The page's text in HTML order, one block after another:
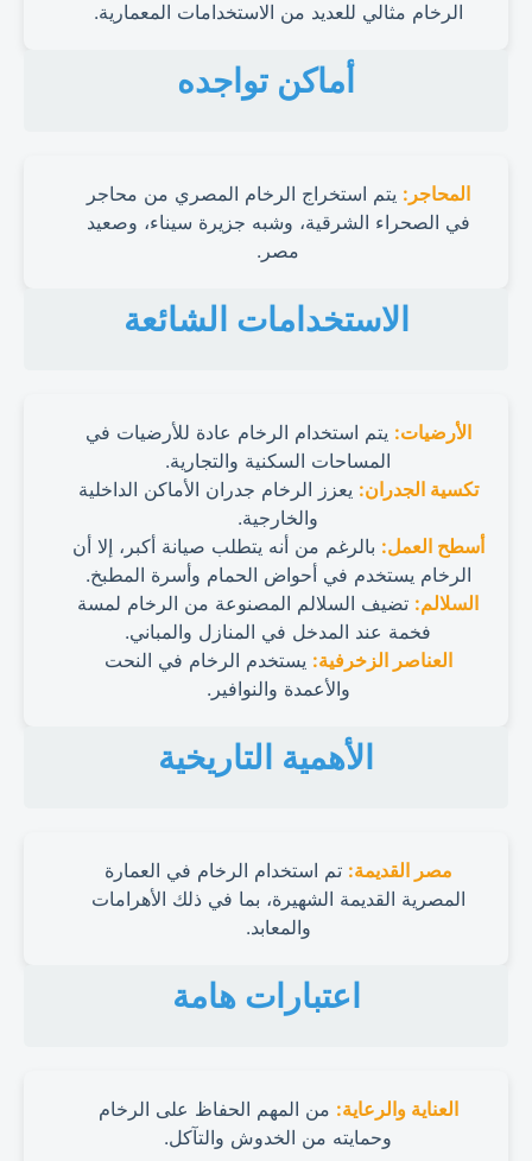
الرخام مثالي للعديد من الاستخدامات المعمارية.
أماكن تواجده
المحاجر: يتم استخراج الرخام المصري من محاجر
في الصحراء الشرقية، وشبه جزيرة سيناء، وصعيد
مصر.
الاستخدامات الشائعة
الأرضيات: يتم استخدام الرخام عادة للأرضيات في
المساحات السكنية والتجارية.
تكسية الجدران: يعزز الرخام جدران الأماكن الداخلية
والخارجية.
أسطح العمل: بالرغم من أنه يتطلب صيانة أكبر، إلا أن
الرخام يستخدم في أحواض الحمام وأسرة المطبخ.
السلالم: تضيف السلالم المصنوعة من الرخام لمسة
فخمة عند المدخل في المنازل والمباني.
العناصر الزخرفية: يستخدم الرخام في النحت
والأعمدة والنوافير.
الأهمية التاريخية
مصر القديمة: تم استخدام الرخام في العمارة
المصرية القديمة الشهيرة، بما في ذلك الأهرامات
والمعابد.
اعتبارات هامة
العناية والرعاية: من المهم الحفاظ على الرخام
وحمايته من الخدوش والتآكل.